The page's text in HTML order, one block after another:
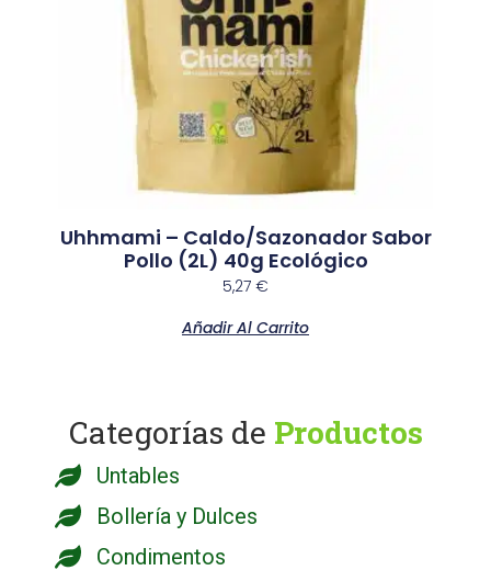
Uhhmami – Caldo/Sazonador Sabor
Pollo (2L) 40g Ecológico
5,27 €
Añadir Al Carrito
Categorías de Productos
Untables
Bollería y Dulces
Condimentos